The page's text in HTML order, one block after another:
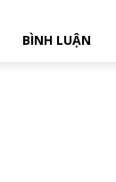
BÌNH LUẬN